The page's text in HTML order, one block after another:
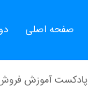
صفحه اصلی
پادکست آموزش فروش